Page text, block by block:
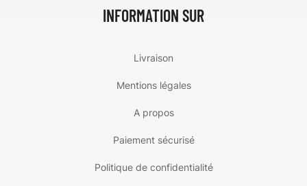
INFORMATION SUR
Livraison
Mentions légales
A propos
Paiement sécurisé
Politique de confidentialité